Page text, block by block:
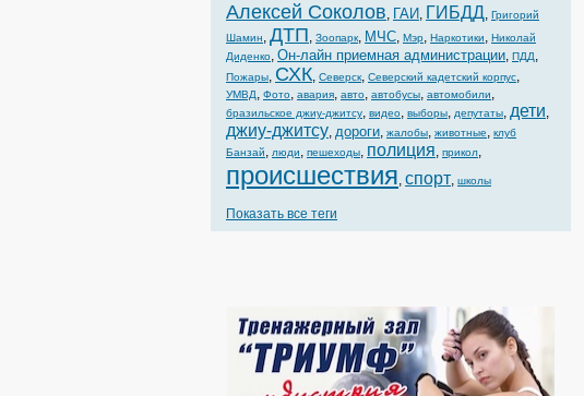
Алексей Соколов, ГАИ, ГИБДД, Григорий
Шамин, ДТП, Зоопарк, МЧС, Мэр, Наркотики, Николай
Диденко, Он-лайн приемная администрации, ПДД,
Пожары, СХК, Северск, Северский кадетский корпус,
УМВД, Фото, авария, авто, автобусы, автомобили,
бразильское джиу-джитсу, видео, выборы, депутаты, дети,
джиу-джитсу, дороги, жалобы, животные, клуб
Банзай, люди, пешеходы, полиция, прикол,
происшествия, спорт, школы
Показать все теги